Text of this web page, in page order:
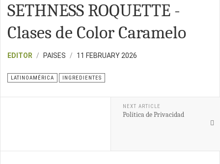
SETHNESS ROQUETTE -
Clases de Color Caramelo
EDITOR PAISES 11 FEBRUARY 2026
LATINOAMÉRICA INGREDIENTES
NEXT ARTICLE
Política de Privacidad